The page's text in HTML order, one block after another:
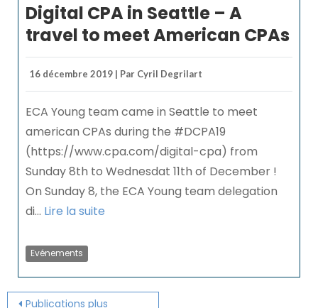
Digital CPA in Seattle – A
travel to meet American CPAs
16 décembre 2019 | Par Cyril Degrilart
ECA Young team came in Seattle to meet
american CPAs during the #DCPA19
(https://www.cpa.com/digital-cpa) from
Sunday 8th to Wednesdat 11th of December !
On Sunday 8, the ECA Young team delegation
di... Lire la suite
Evénements
Publications plus